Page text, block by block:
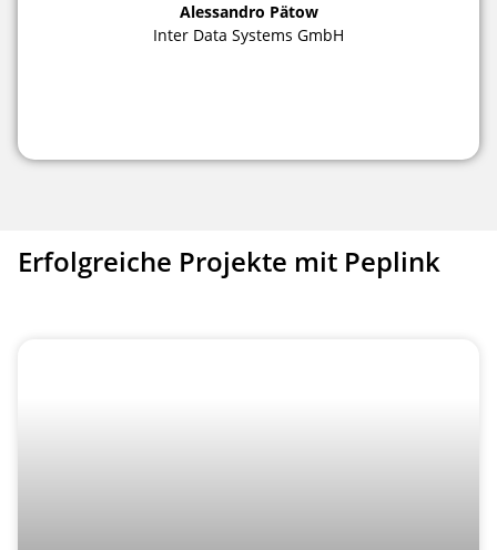
Alessandro Pätow
Inter Data Systems GmbH
Erfolgreiche Projekte mit Peplink